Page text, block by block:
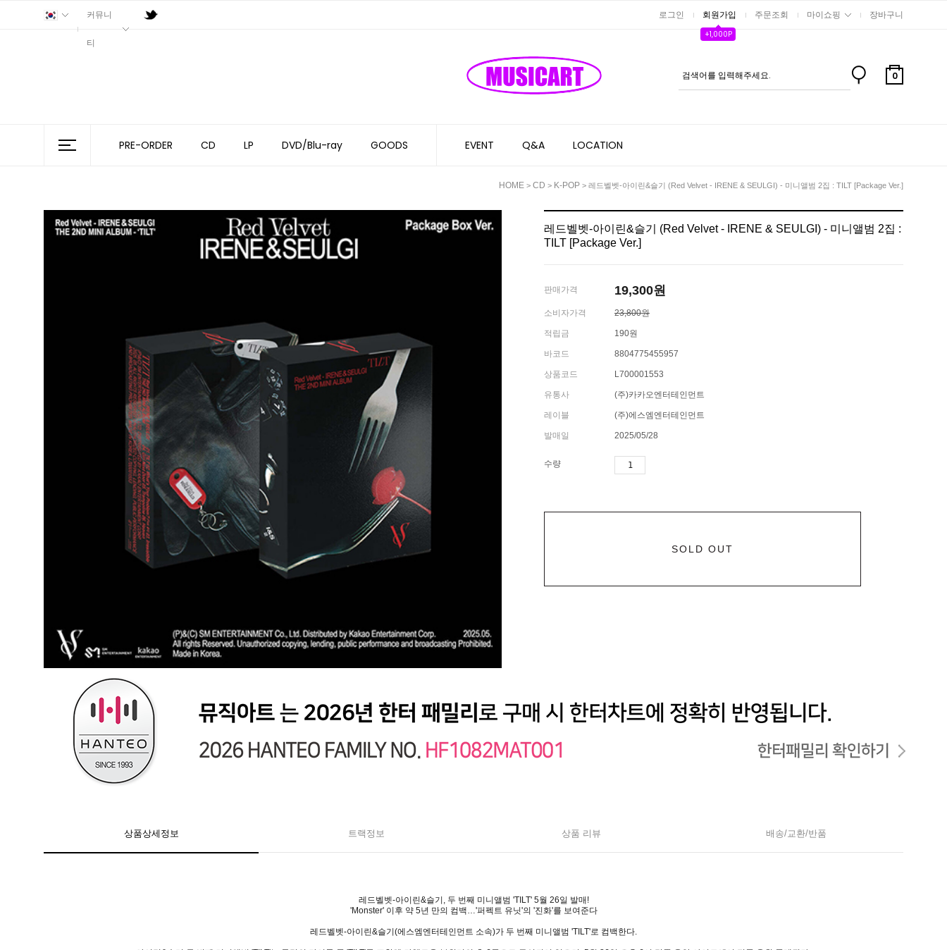
커뮤니
티
로그인 회원가입
+1,000P
주문조회 마이쇼핑 장바구니
0
PRE-ORDER CD LP DVD/Blu-ray GOODS EVENT Q&A LOCATION
HOME > CD > K-POP > 레드벨벳-아이린&슬기 (Red Velvet - IRENE & SEULGI) - 미니앨범 2집 : TILT [Package Ver.]
레드벨벳-아이린&슬기 (Red Velvet - IRENE & SEULGI) - 미니앨범 2집 :
TILT [Package Ver.]
판매가격 19,300원
소비자가격 23,800원
적립금 190원
바코드 8804775455957
상품코드 L700001553
유통사 (주)카카오엔터테인먼트
레이블 (주)에스엠엔터테인먼트
발매일 2025/05/28
수량
SOLD OUT
상품상세정보 트랙정보 상품 리뷰 배송/교환/반품
레드벨벳-아이린&슬기, 두 번째 미니앨범 'TILT' 5월 26일 발매!
'Monster' 이후 약 5년 만의 컴백…'퍼펙트 유닛'의 '진화'를 보여준다
레드벨벳-아이린&슬기(에스엠엔터테인먼트 소속)가 두 번째 미니앨범 'TILT'로 컴백한다.